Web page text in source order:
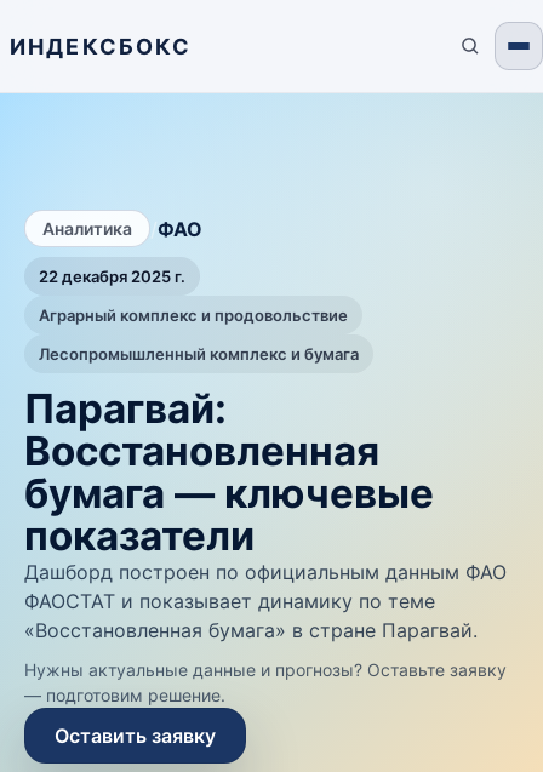
ИНДЕКСБОКС
Аналитика ФАО
22 декабря 2025 г.
Аграрный комплекс и продовольствие
Лесопромышленный комплекс и бумага
Парагвай:
Восстановленная
бумага — ключевые
показатели
Дашборд построен по официальным данным ФАО
ФАОСТАТ и показывает динамику по теме
«Восстановленная бумага» в стране Парагвай.
Нужны актуальные данные и прогнозы? Оставьте заявку
— подготовим решение.
Оставить заявку